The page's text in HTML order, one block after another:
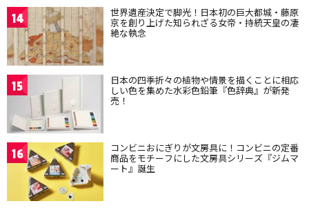
14 世界遺産決定で脚光！日本初の巨大都城・藤原
京を創り上げた知られざる女帝・持統天皇の凄
絶な執念
15 日本の四季折々の植物や情景を描くことに相応
しい色を集めた水彩色鉛筆『色辞典』が新発
売！
16 コンビニおにぎりが文房具に！コンビニの定番
商品をモチーフにした文房具シリーズ『ジムマ
ート』誕生